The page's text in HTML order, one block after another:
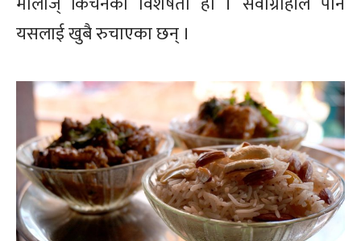
यसलाई खुबै रुचाएका छन् ।